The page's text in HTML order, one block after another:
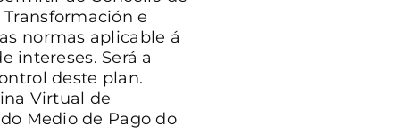
e
normas aplicable á
intereses. Será a
deste plan.
Virtual de
Medio de Pago do